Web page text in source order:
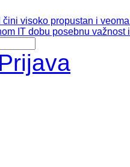
visoko propustan i
IT dobu posebnu
Prijava